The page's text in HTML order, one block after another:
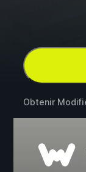
Obtenir